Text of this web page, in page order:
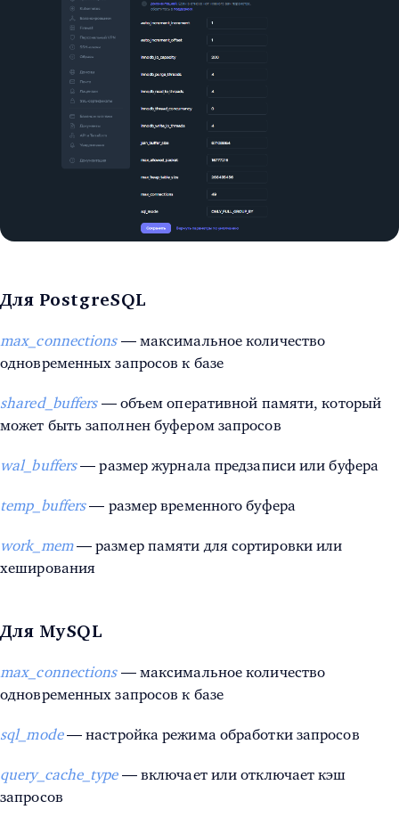
Для PostgreSQL
max_connections — максимальное количество
одновременных запросов к базе
shared_buffers — объем оперативной памяти, который
может быть заполнен буфером запросов
wal_buffers — размер журнала предзаписи или буфера
temp_buffers — размер временного буфера
work_mem — размер памяти для сортировки или
хеширования
Для MySQL
max_connections — максимальное количество
одновременных запросов к базе
sql_mode — настройка режима обработки запросов
query_cache_type — включает или отключает кэш
запросов